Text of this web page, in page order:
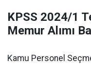
KPSS 2024/1
Memur Alımı
Kamu Personel